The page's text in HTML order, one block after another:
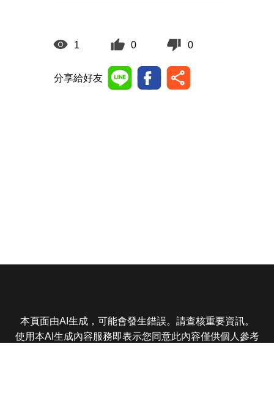
1 0 0
分享給好友
本頁面由AI生成，可能會發生錯誤。請查核重要資訊。
使用本AI生成內容服務即表示您同意此內容僅供個人參考